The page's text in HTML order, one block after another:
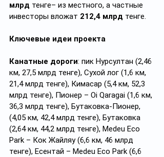
млрд тенге– из местного, а частные
инвесторы вложат 212,4 млрд тенге.
Ключевые идеи проекта
Канатные дороги: пик Нурсултан (2,46
км, 27,5 млрд тенге), Сухой лог (1,6 км,
21,4 млрд тенге), Кимасар (5,4 км, 52,3
млрд тенге), Пионер – Oi Qaragai (1,6 км,
36,3 млрд тенге), Бутаковка-Пионер,
(4,05 км, 42,4 млрд тенге), Бутаковка
(2,64 км, 44,2 млрд тенге), Medeu Eco
Park – Кок Жайляу (6,6 км, 46 млрд
тенге), Есентай – Medeu Eco Park (6,6